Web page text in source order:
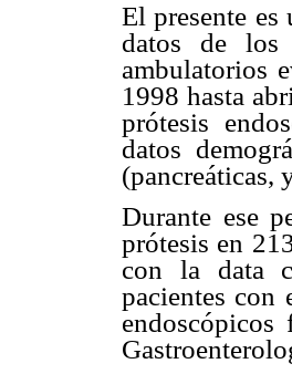
El presente
datos de los
ambulatorios
1998 hasta
prótesis
datos
(pancreáticas,
Durante ese
prótesis en
con la data
pacientes con